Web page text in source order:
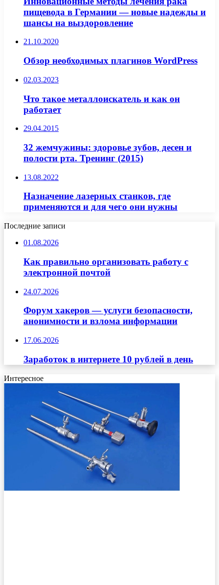
пищевода в Германии — новые надежды и
шансы на выздоровление
21.10.2020
Обзор необходимых плагинов WordPress
02.03.2023
Что такое металлоискатель и как он
работает
29.04.2015
32 жемчужины: здоровье зубов, десен и
полости рта. Тренинг (2015)
13.08.2022
Назначение лазерных станков, где
применяются и для чего они нужны
Последние записи
01.08.2026
Как правильно организовать работу с
электронной почтой
24.07.2026
Форум хакеров — услуги безопасности,
анонимности и взлома информации
17.06.2026
Заработок в интернете 10 рублей в день
Интересное